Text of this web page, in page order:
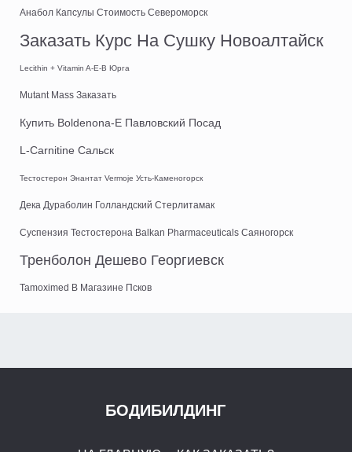
Анабол Капсулы Стоимость Североморск
Заказать Курс На Сушку Новоалтайск
Lecithin + Vitamin A-E-B Юрга
Mutant Mass Заказать
Купить Boldenona-E Павловский Посад
L-Carnitine Сальск
Тестостерон Энантат Vermoje Усть-Каменогорск
Дека Дураболин Голландский Стерлитамак
Суспензия Тестостерона Balkan Pharmaceuticals Саяногорск
Тренболон Дешево Георгиевск
Tamoximed В Магазине Псков
БОДИБИЛДИНГ